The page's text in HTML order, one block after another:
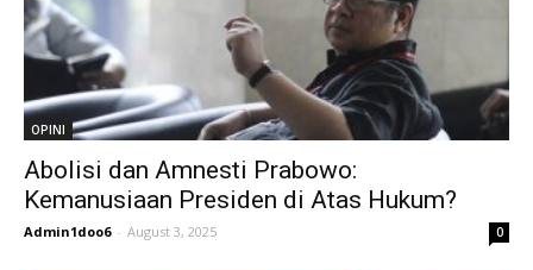
OPINI
Abolisi dan Amnesti Prabowo:
Kemanusiaan Presiden di Atas Hukum?
Admin1doo6 - August 3, 2025 0